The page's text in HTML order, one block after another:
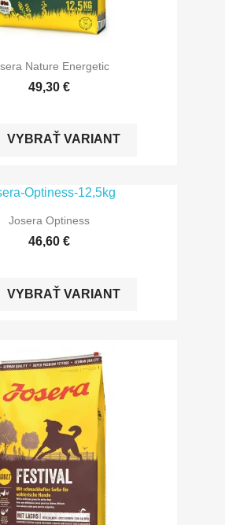
Nature Energetic
49,30 €
VYBRAŤ VARIANT
Josera Optiness
46,60 €
VYBRAŤ VARIANT